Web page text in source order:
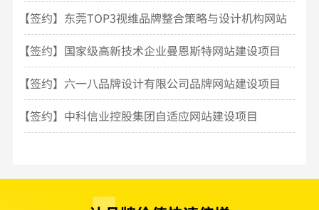
【签约】东莞TOP3视维品牌整合策略与设计机构网站
建设
【签约】国家级高新技术企业曼恩斯特网站建设项目
【签约】六一八品牌设计有限公司品牌网站建设项目
【签约】中科信业控股集团自适应网站建设项目